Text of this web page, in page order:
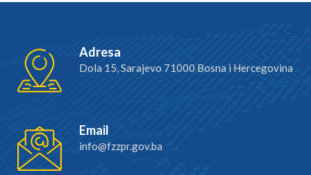
Adresa
Dola 15, Sarajevo 71000 Bosna i Hercegovina
Email
info@fzzpr.gov.ba